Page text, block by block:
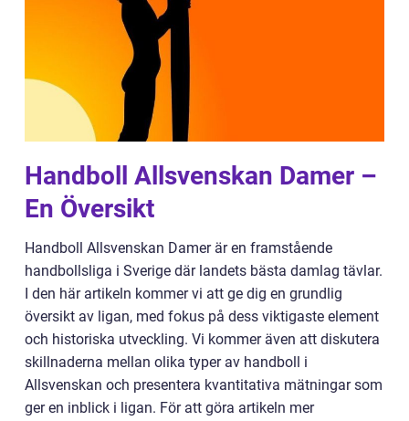
Handboll Allsvenskan Damer –
En Översikt
Handboll Allsvenskan Damer är en framstående
handbollsliga i Sverige där landets bästa damlag tävlar.
I den här artikeln kommer vi att ge dig en grundlig
översikt av ligan, med fokus på dess viktigaste element
och historiska utveckling. Vi kommer även att diskutera
skillnaderna mellan olika typer av handboll i
Allsvenskan och presentera kvantitativa mätningar som
ger en inblick i ligan. För att göra artikeln mer